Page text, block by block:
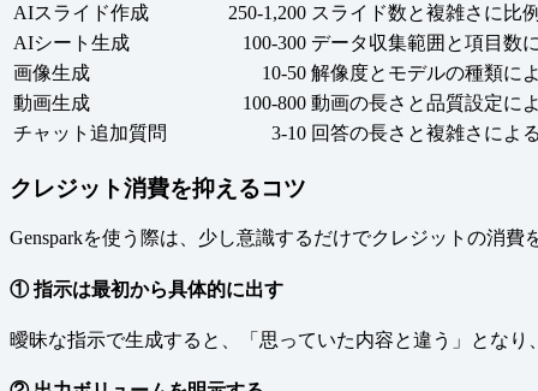
AIスライド作成
250-1,200 スライド数と複雑さに比
AIシート生成
100-300 データ収集範囲と項目数
画像生成
10-50 解像度とモデルの種類に
動画生成
100-800 動画の長さと品質設定に
チャット追加質問
3-10 回答の長さと複雑さによ
クレジット消費を抑えるコツ
Gensparkを使う際は、少し意識するだけでクレジットの消
① 指示は最初から具体的に出す
曖昧な指示で生成すると、「思っていた内容と違う」とな